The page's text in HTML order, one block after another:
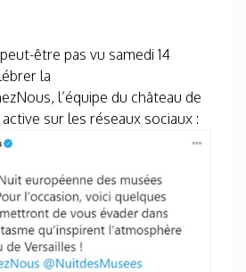
être pas vu samedi 14
la
l’équipe du château de
sur les réseaux sociaux :